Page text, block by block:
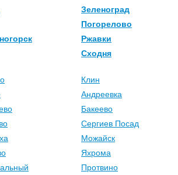
Зеленоград
Погорелово
Ржавки
Сходня
Клин
Андреевка
Бакеево
Сергиев Посад
Можайск
Яхрома
Протвино